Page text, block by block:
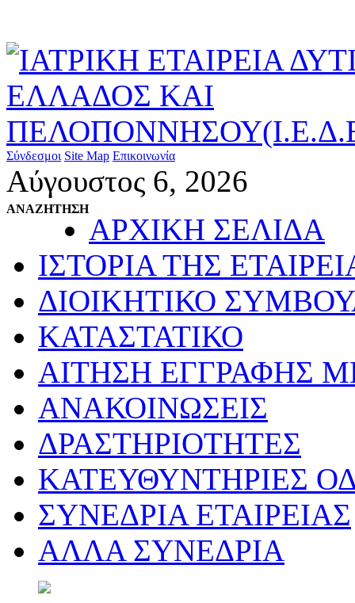
Σύνδεσμοι Site Map Επικοινωνία
Αύγουστος 6, 2026
ΑΝΑΖΗΤΗΣΗ
ΑΡΧΙΚΗ ΣΕΛΙΔΑ
ΙΣΤΟΡΙΑ ΤΗΣ
ΔΙΟΙΚΗΤΙΚΟ
ΚΑΤΑΣΤΑΤΙΚΟ
ΑΙΤΗΣΗ ΕΓΓΡΑΦΗΣ
ΑΝΑΚΟΙΝΩΣΕΙΣ
ΔΡΑΣΤΗΡΙΟΤΗΤΕΣ
ΚΑΤΕΥΘΥΝΤΗΡΙΕΣ
ΣΥΝΕΔΡΙΑ ΕΤΑΙΡΕΙΑΣ
ΑΛΛΑ ΣΥΝΕΔΡΙΑ